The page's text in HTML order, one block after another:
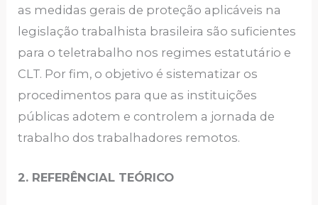
as medidas gerais de proteção aplicáveis na
legislação trabalhista brasileira são suficientes
para o teletrabalho nos regimes estatutário e
CLT. Por fim, o objetivo é sistematizar os
procedimentos para que as instituições
públicas adotem e controlem a jornada de
trabalho dos trabalhadores remotos.
2. REFERÊNCIAL TEÓRICO